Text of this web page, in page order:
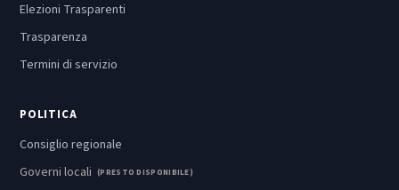
Elezioni Trasparenti
Trasparenza
Termini di servizio
POLITICA
Consiglio regionale
Governi locali (PRESTO DISPONIBILE)